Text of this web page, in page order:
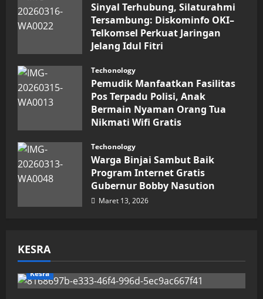
Sinyal Terhubung, Silaturahmi
Tersambung: Diskominfo OKI–
Telkomsel Perkuat Jaringan
Jelang Idul Fitri
Techonology
Pemudik Manfaatkan Fasilitas
Pos Terpadu Polisi, Anak
Bermain Nyaman Orang Tua
Nikmati Wifi Gratis
Techonology
Warga Binjai Sambut Baik
Program Internet Gratis
Gubernur Bobby Nasution
Maret 13, 2026
KESRA
Kesra